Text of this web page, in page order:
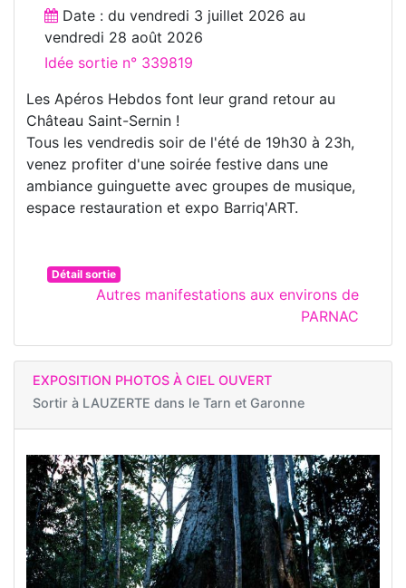
Date : du vendredi 3 juillet 2026 au
vendredi 28 août 2026
Idée sortie n° 339819
Les Apéros Hebdos font leur grand retour au
Château Saint-Sernin !
Tous les vendredis soir de l'été de 19h30 à 23h,
venez profiter d'une soirée festive dans une
ambiance guinguette avec groupes de musique,
espace restauration et expo Barriq'ART.
Détail sortie
Autres manifestations aux environs de
PARNAC
EXPOSITION PHOTOS À CIEL OUVERT
Sortir à LAUZERTE dans le Tarn et Garonne